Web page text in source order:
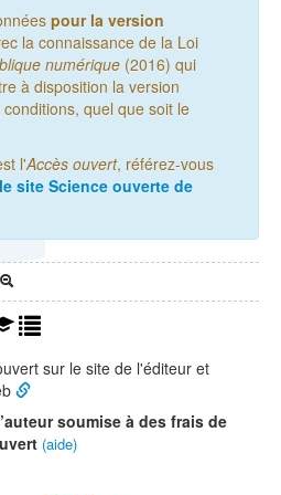
pour la version
la connaissance de la Loi
numérique (2016) qui
à disposition la version
quel que soit le
l'Accès ouvert, référez-vous
site Science ouverte de
sur le site de l'éditeur et
soumise à des frais de
(aide)